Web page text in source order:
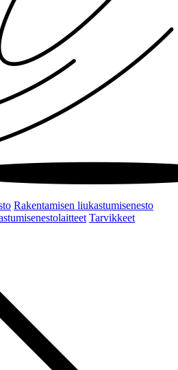
Rakentamisen liukastumisenesto
Tarvikkeet